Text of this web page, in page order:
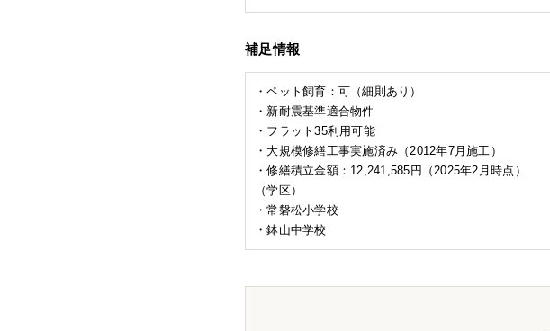
補足情報
・ペット飼育：可（細則あり）
・新耐震基準適合物件
・フラット35利用可能
・大規模修繕工事実施済み（2012年7月施工）
・修繕積立金額：12,241,585円（2025年2月時点）
（学区）
・常磐松小学校
・鉢山中学校